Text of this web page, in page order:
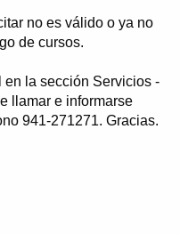
no es válido o ya no
de cursos.
en la sección Servicios -
llamar e informarse
941-271271. Gracias.